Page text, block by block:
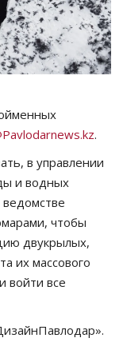
.
в управлении
и водных
ведомстве
чтобы
двукрылых,
их массового
войти все